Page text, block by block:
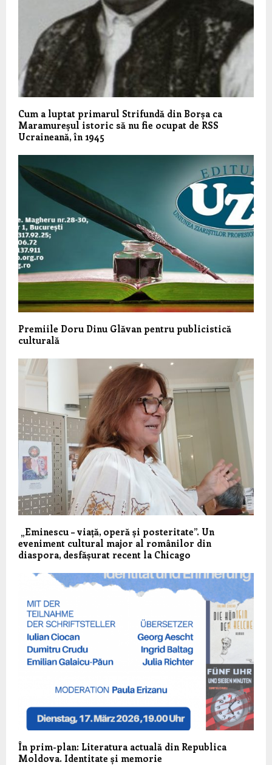
Cum a luptat primarul Strifundă din Borșa ca
Maramureșul istoric să nu fie ocupat de RSS
Ucraineană, în 1945
Premiile Doru Dinu Glăvan pentru publicistică
culturală
„Eminescu – viață, operă și posteritate”. Un
eveniment cultural major al românilor din
diaspora, desfășurat recent la Chicago
În prim-plan: Literatura actuală din Republica
Moldova. Identitate și memorie